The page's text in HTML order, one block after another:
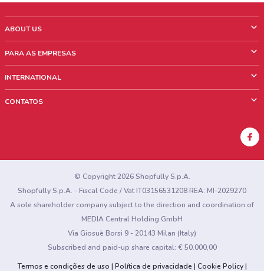
ABOUT US
Quem Somos
Trabalhe conosco
PARA AS EMPRESAS
Informações comerciais
INTERNATIONAL
CONTATOS
Encontrou algum problema no site ou no aplicativo?
© Copyright 2026 Shopfully S.p.A.
Shopfully S.p.A. - Fiscal Code / Vat IT03156531208 REA: MI-2029270
A sole shareholder company subject to the direction and coordination of
MEDIA Central Holding GmbH
Via Giosuè Borsi 9 - 20143 Milan (Italy)
Subscribed and paid-up share capital: € 50.000,00
Termos e condições de uso
Política de privacidade Cookie Policy